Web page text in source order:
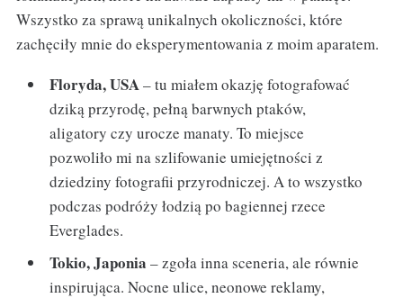
Wszystko za sprawą unikalnych okoliczności, które
zachęciły mnie do eksperymentowania z moim aparatem.
Floryda, USA– tu miałem okazję fotografować
dziką przyrodę, pełną barwnych ptaków,
aligatory czy urocze manaty. To miejsce
pozwoliło mi na szlifowanie umiejętności z
dziedziny fotografii przyrodniczej. A to wszystko
podczas podróży łodzią po bagiennej rzece
Everglades.
Tokio, Japonia – zgoła inna sceneria, ale równie
inspirująca. Nocne ulice, neonowe reklamy,